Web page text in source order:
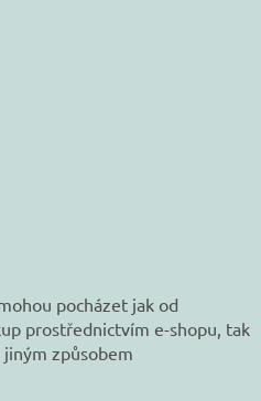
pocházet jak od
prostřednictvím e-shopu, tak
způsobem